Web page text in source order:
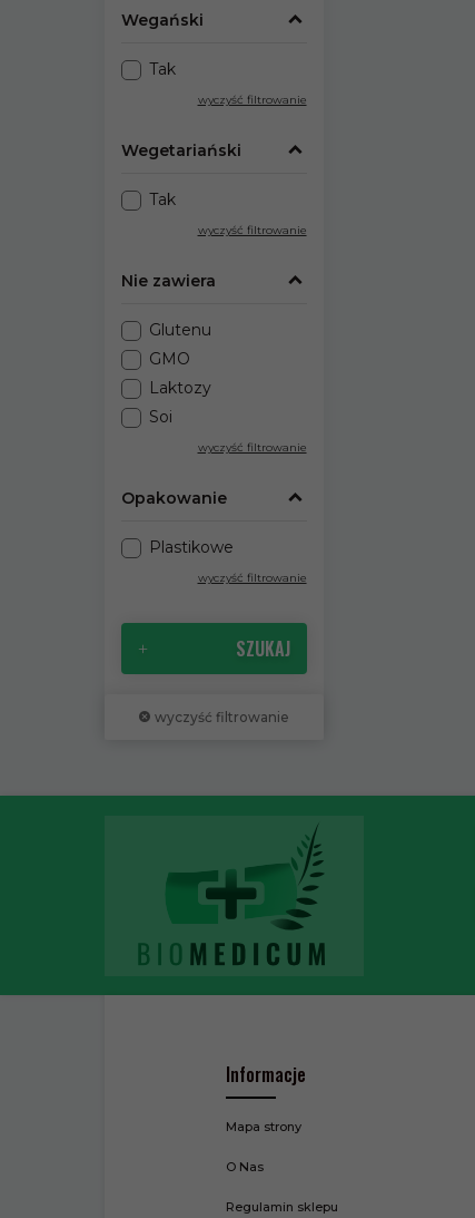
Wegański
Tak
wyczyść filtrowanie
Wegetariański
Tak
wyczyść filtrowanie
Nie zawiera
Glutenu
GMO
Laktozy
Soi
wyczyść filtrowanie
Opakowanie
Plastikowe
wyczyść filtrowanie
SZUKAJ
wyczyść filtrowanie
Informacje
Mapa strony
O Nas
Regulamin sklepu